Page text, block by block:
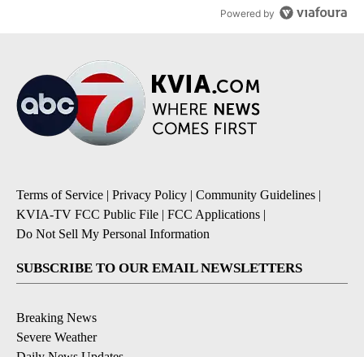
Powered by
Terms of Service | Privacy Policy | Community Guidelines |
KVIA-TV FCC Public File | FCC Applications |
Do Not Sell My Personal Information
SUBSCRIBE TO OUR EMAIL NEWSLETTERS
Breaking News
Severe Weather